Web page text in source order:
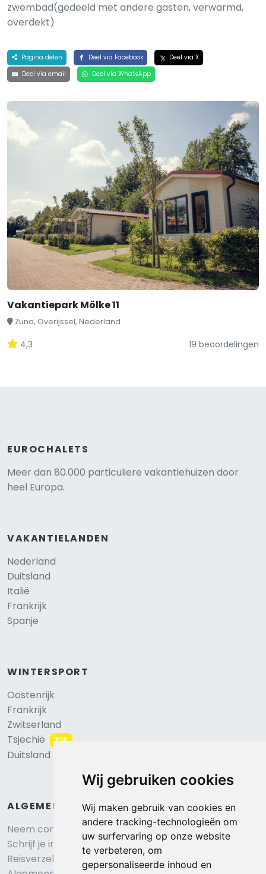
Wij gebruiken cookies
Wij maken gebruik van cookies en
andere tracking-technologieën om
uw surfervaring op onze website
te verbeteren, om
gepersonaliseerde inhoud en
zwembad(gedeeld met andere gasten, verwarmd,
overdekt)
Pagina delen Deel via Facebook
Deel via X
Deel via email
Deel via WhatsApp
Vakantiepark Mölke 11
Zuna, Overijssel, Nederland
4,3 19 beoordelingen
EUROCHALETS
Meer dan 80.000 particuliere vakantiehuizen door
heel Europa.
VAKANTIELANDEN
Nederland
Duitsland
Italië
Frankrijk
Spanje
WINTERSPORT
Oostenrijk
Frankrijk
Zwitserland
Tsjechië
TIP
Duitsland
ALGEMEEN
Neem contact op
Schrijf je in voor onze nieuwsbrief
Reisverzekering afsluiten